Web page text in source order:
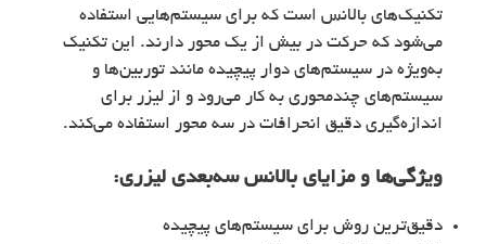
تکنیک‌های بالانس است که برای سیستم‌هایی استفاده
می‌شود که حرکت در بیش از یک محور دارند. این تکنیک
به‌ویژه در سیستم‌های دوار پیچیده مانند توربین‌ها و
سیستم‌های چندمحوری به کار می‌رود و از لیزر برای
اندازه‌گیری دقیق انحرافات در سه محور استفاده می‌کند.
ویژگی‌ها و مزایای بالانس سه‌بعدی لیزری:
دقیق‌ترین روش برای سیستم‌های پیچیده